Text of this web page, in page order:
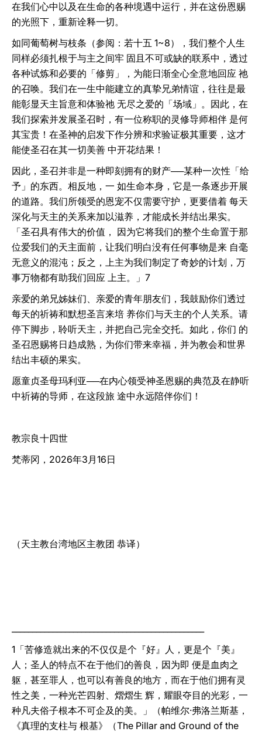
在我们心中以及在生命的各种境遇中运行，并在这份恩赐
的光照下，重新诠释一切。
如同葡萄树与枝条（参阅：若十五 1~8），我们整个人生
同样必须扎根于与主之间牢 固且不可或缺的联系中，透过
各种试炼和必要的「修剪」，为能日渐全心全意地回应 祂
的召唤。我们在一生中能建立的真挚兄弟情谊，往往是最
能彰显天主旨意和体验祂 无尽之爱的「场域」。因此，在
我们探索并发展圣召时，有一位称职的灵修导师相伴 是何
其宝贵！在圣神的启发下作分辨和求验证极其重要，这才
能使圣召在其一切美善 中开花结果！
因此，圣召并非是一种即刻拥有的财产──某种一次性「给
予」的东西。相反地，一 如生命本身，它是一条逐步开展
的道路。我们所领受的恩宠不仅需要守护，更要借着 每天
深化与天主的关系来加以滋养，才能成长并结出果实。
「圣召具有伟大的价值， 因为它将我们的整个生命置于那
位爱我们的天主面前，让我们明白没有任何事物是来 自毫
无意义的混沌；反之，上主为我们制定了奇妙的计划，万
事万物都有助我们回应 上主。」7
亲爱的弟兄姊妹们、亲爱的青年朋友们，我鼓励你们透过
每天的祈祷和默想圣言来培 养你们与天主的个人关系。请
停下脚步，聆听天主，并把自己完全交托。如此，你们 的
圣召恩赐将日趋成熟，为你们带来幸福，并为教会和世界
结出丰硕的果实。
愿童贞圣母玛利亚──在内心领受神圣恩赐的典范及在静听
中祈祷的导师，在这段旅 途中永远陪伴你们！
教宗良十四世
梵蒂冈，2026年3月16日
（天主教台湾地区主教团 恭译）
1「苦修造就出来的不仅仅是个『好』人，更是个『美』
人；圣人的特点不在于他们的善良，因为即 便是血肉之
躯，甚至罪人，也可以有善良的地方，而在于他们拥有灵
性之美，一种光芒四射、熠熠生 辉，耀眼夺目的光彩，一
种凡夫俗子根本不可企及的美。」（帕维尔‧弗洛兰斯基，
《真理的支柱与 根基》（The Pillar and Ground of the